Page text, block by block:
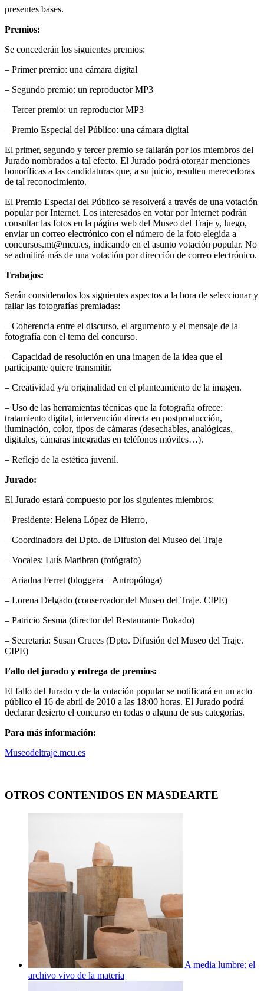
presentes bases.
Premios:
Se concederán los siguientes premios:
– Primer premio: una cámara digital
– Segundo premio: un reproductor MP3
– Tercer premio: un reproductor MP3
– Premio Especial del Público: una cámara digital
El primer, segundo y tercer premio se fallarán por los miembros del
Jurado nombrados a tal efecto. El Jurado podrá otorgar menciones
honoríficas a las candidaturas que, a su juicio, resulten merecedoras
de tal reconocimiento.
El Premio Especial del Público se resolverá a través de una votación
popular por Internet. Los interesados en votar por Internet podrán
consultar las fotos en la página web del Museo del Traje y, luego,
enviar un correo electrónico con el número de la foto elegida a
concursos.mt@mcu.es, indicando en el asunto votación popular. No
se admitirá más de una votación por dirección de correo electrónico.
Trabajos:
Serán considerados los siguientes aspectos a la hora de seleccionar y
fallar las fotografías premiadas:
– Coherencia entre el discurso, el argumento y el mensaje de la
fotografía con el tema del concurso.
– Capacidad de resolución en una imagen de la idea que el
participante quiere transmitir.
– Creatividad y/u originalidad en el planteamiento de la imagen.
– Uso de las herramientas técnicas que la fotografía ofrece:
tratamiento digital, intervención directa en postproducción,
iluminación, color, tipos de cámaras (desechables, analógicas,
digitales, cámaras integradas en teléfonos móviles…).
– Reflejo de la estética juvenil.
Jurado:
El Jurado estará compuesto por los siguientes miembros:
– Presidente: Helena López de Hierro,
– Coordinadora del Dpto. de Difusion del Museo del Traje
– Vocales: Luís Maribran (fotógrafo)
– Ariadna Ferret (bloggera – Antropóloga)
– Lorena Delgado (conservador del Museo del Traje. CIPE)
– Patricio Sesma (director del Restaurante Bokado)
– Secretaria: Susan Cruces (Dpto. Difusión del Museo del Traje.
CIPE)
Fallo del jurado y entrega de premios:
El fallo del Jurado y de la votación popular se notificará en un acto
público el 16 de abril de 2010 a las 18:00 horas. El Jurado podrá
declarar desierto el concurso en todas o alguna de sus categorías.
Para más información:
Museodeltraje.mcu.es
OTROS CONTENIDOS EN MASDEARTE
A media lumbre: el
archivo vivo de la materia